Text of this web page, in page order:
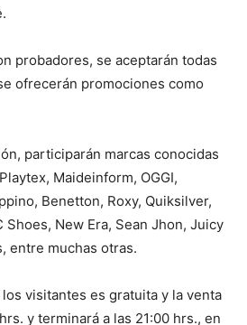
probadores, se aceptarán todas
ofrecerán promociones como
participarán marcas conocidas
Maideinform, OGGI,
Benetton, Roxy, Quiksilver,
Shoes, New Era, Sean Jhon, Juicy
entre muchas otras.
visitantes es gratuita y la venta
y terminará a las 21:00 hrs., en